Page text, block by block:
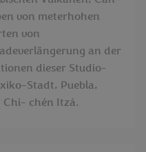
von meterhohen
von
an der
dieser Studio-
Stadt, Puebla,
Chi- chén Itzá.